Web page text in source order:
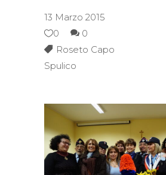
13 Marzo 2015
0
0
Roseto Capo
Spulico